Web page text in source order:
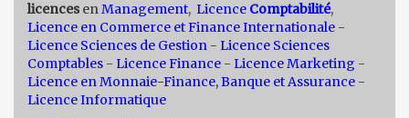
licences enManagement, Licence Comptabilité,
Licence en Commerce et Finance Internationale -
Licence Sciences de Gestion - Licence Sciences
Comptables - Licence Finance - Licence Marketing -
Licence en Monnaie-Finance, Banque et Assurance -
Licence Informatique